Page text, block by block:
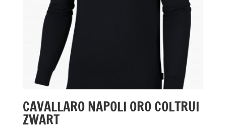
CAVALLARO NAPOLI ORO COLTRUI
ZWART